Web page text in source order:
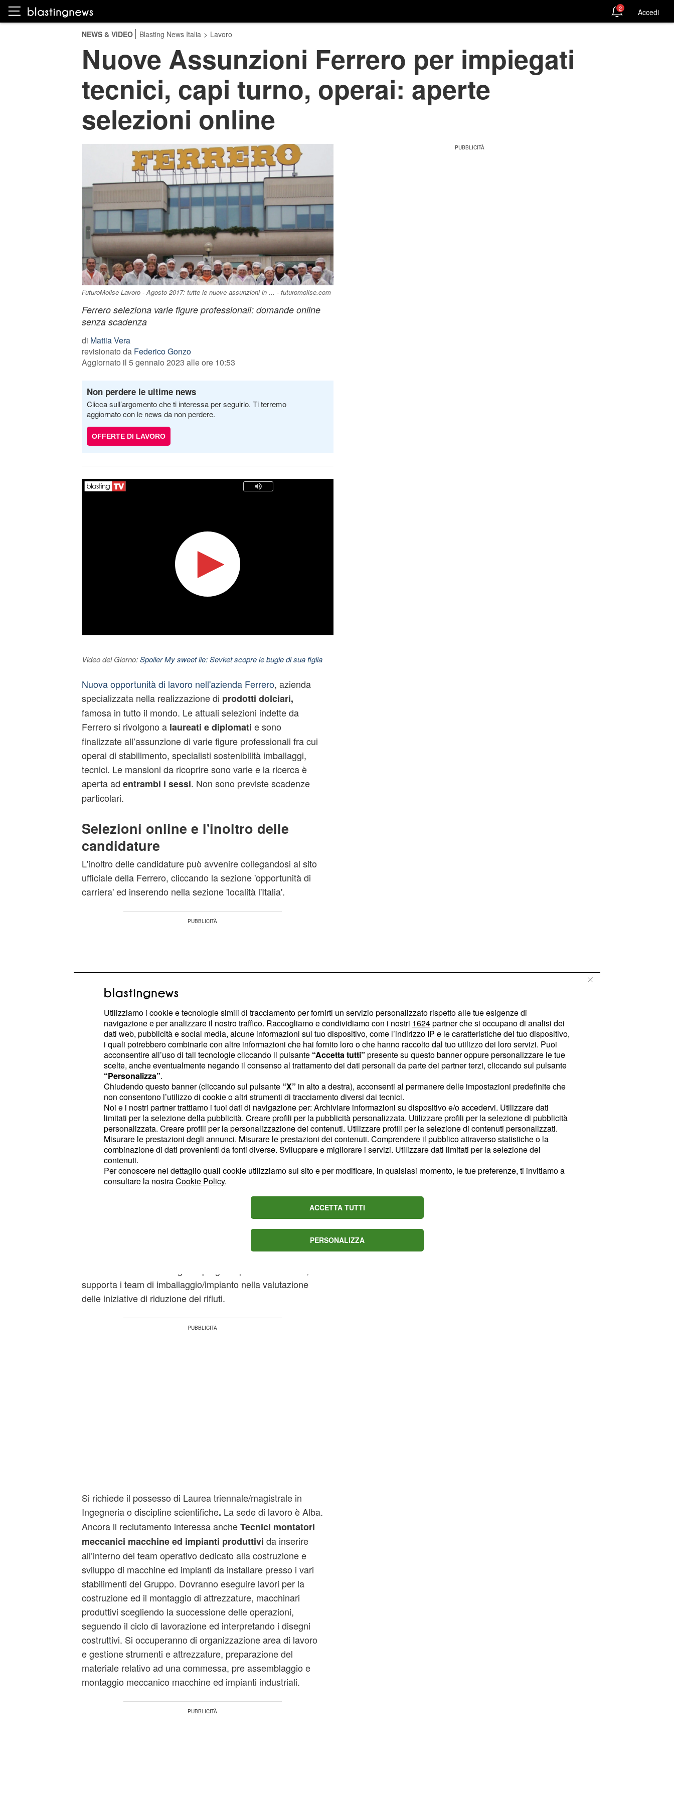
2 Accedi
NEWS & VIDEO Blasting News Italia > Lavoro
Nuove Assunzioni Ferrero per impiegati
tecnici, capi turno, operai: aperte
selezioni online
FuturoMolise Lavoro - Agosto 2017: tutte le nuove assunzioni in ... - futuromolise.com
Ferrero seleziona varie figure professionali: domande online
senza scadenza
di Mattia Vera
revisionato da Federico Gonzo
Aggiornato il 5 gennaio 2023 alle ore 10:53
Non perdere le ultime news
Clicca sull’argomento che ti interessa per seguirlo. Ti terremo
aggiornato con le news da non perdere.
OFFERTE DI LAVORO
Video del Giorno:Spoiler My sweet lie: Sevket scopre le bugie di sua figlia
Nuova opportunità di lavoro nell'azienda Ferrero, azienda
specializzata nella realizzazione di prodotti dolciari,
famosa in tutto il mondo. Le attuali selezioni indette da
Ferrero si rivolgono alaureati e diplomati e sono
finalizzate all’assunzione di varie figure professionali fra cui
operai di stabilimento, specialisti sostenibilità imballaggi,
tecnici. Le mansioni da ricoprire sono varie e la ricerca è
aperta ad entrambi i sessi. Non sono previste scadenze
particolari.
Selezioni online e l'inoltro delle
candidature
L'inoltro delle candidature può avvenire collegandosi al sito
ufficiale della Ferrero, cliccando la sezione 'opportunità di
carriera' ed inserendo nella sezione 'località l'Italia'.
Si aprirà quindi tutto l'elenco delle posizioni disponibili . Da
qui ci si potrà candidare inviando il proprio curriculum ai
posto di lavoro d'interesse cliccando sull’avviso di interesse.
Posizioni aperte per diplomati e
laureati
Nell'elenco delle posizioni aperte dedicate ai diplomati e ai
specialista sostenibilità
continua della strategia di sostenibilità del packaging,
rapida evoluzione e monitorare le evoluzioni future nei
supporta i team di imballaggio/impianto nella valutazione
delle iniziative di riduzione dei rifiuti.
Si richiede il possesso di Laurea triennale/magistrale in
Ingegneria o discipline scientifiche. La sede di lavoro è Alba.
Ancora il reclutamento interessa ancheTecnici montatori
meccanici macchine ed impianti produttivi da inserire
all’interno del team operativo dedicato alla costruzione e
sviluppo di macchine ed impianti da installare presso i vari
stabilimenti del Gruppo. Dovranno eseguire lavori per la
costruzione ed il montaggio di attrezzature, macchinari
produttivi scegliendo la successione delle operazioni,
seguendo il ciclo di lavorazione ed interpretando i disegni
costruttivi. Si occuperanno di organizzazione area di lavoro
e gestione strumenti e attrezzature, preparazione del
materiale relativo ad una commessa, pre assemblaggio e
montaggio meccanico macchine ed impianti industriali.
Utilizziamo i cookie e tecnologie simili di tracciamento per fornirti un servizio personalizzato rispetto alle tue esigenze di
navigazione e per analizzare il nostro traffico. Raccogliamo e condividiamo con i nostri 1624partner che si occupano di analisi dei
dati web, pubblicità e social media, alcune informazioni sul tuo dispositivo, come l’indirizzo IP e le caratteristiche del tuo dispositivo,
i quali potrebbero combinarle con altre informazioni che hai fornito loro o che hanno raccolto dal tuo utilizzo dei loro servizi. Puoi
acconsentire all’uso di tali tecnologie cliccando il pulsante “Accetta tutti” presente su questo banner oppure personalizzare le tue
scelte, anche eventualmente negando il consenso al trattamento dei dati personali da parte dei partner terzi, cliccando sul pulsante
“Personalizza”.
Chiudendo questo banner (cliccando sul pulsante “X” in alto a destra), acconsenti al permanere delle impostazioni predefinite che
non consentono l’utilizzo di cookie o altri strumenti di tracciamento diversi dai tecnici.
Noi e i nostri partner trattiamo i tuoi dati di navigazione per: Archiviare informazioni su dispositivo e/o accedervi. Utilizzare dati
limitati per la selezione della pubblicità. Creare profili per la pubblicità personalizzata. Utilizzare profili per la selezione di pubblicità
personalizzata. Creare profili per la personalizzazione dei contenuti. Utilizzare profili per la selezione di contenuti personalizzati.
Misurare le prestazioni degli annunci. Misurare le prestazioni dei contenuti. Comprendere il pubblico attraverso statistiche o la
combinazione di dati provenienti da fonti diverse. Sviluppare e migliorare i servizi. Utilizzare dati limitati per la selezione dei
contenuti.
Per conoscere nel dettaglio quali cookie utilizziamo sul sito e per modificare, in qualsiasi momento, le tue preferenze, ti invitiamo a
consultare la nostraCookie Policy.
ACCETTA TUTTI
PERSONALIZZA